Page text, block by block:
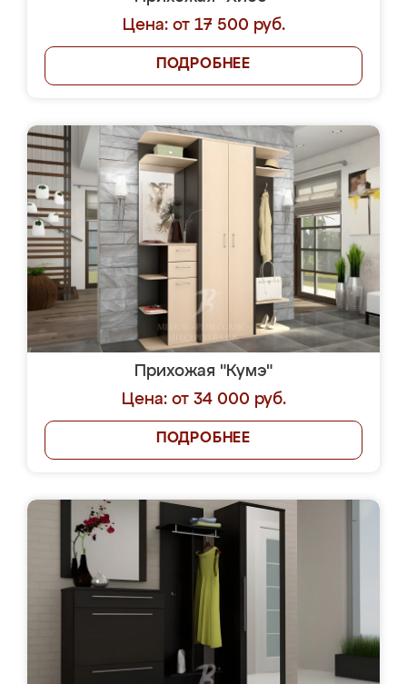
Цена: от 17 500 руб.
ПОДРОБНЕЕ
Прихожая "Кумэ"
Цена: от 34 000 руб.
ПОДРОБНЕЕ